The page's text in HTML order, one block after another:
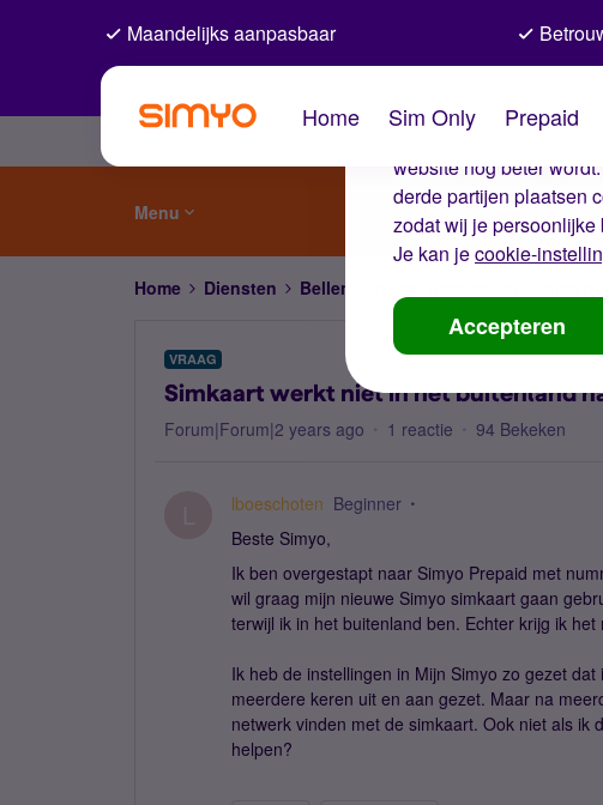
De cookies
Wij gebruiken cookies
website nog beter
derde partijen plaatsen
zodat wij je
Je kan jecookie-
Accepteren
Maandelijks aanpasbaar
Home Sim Only Prepaid
Menu
Home Diensten Bellen, sms'en, netwerk en
VRAAG
Simkaart werkt niet in het buitenland
Forum|Forum|2 years ago 1 reactie 94 Bekeken
lboeschoten Beginner
Beste Simyo,
Ik ben overgestapt naar Simyo Prepaid met
wil graag mijn nieuwe Simyo simkaart gaan
terwijl ik in het buitenland ben. Echter krijg ik
Ik heb de instellingen in Mijn Simyo zo gezet
meerdere keren uit en aan gezet. Maar na
netwerk vinden met de simkaart. Ook niet als ik
helpen?